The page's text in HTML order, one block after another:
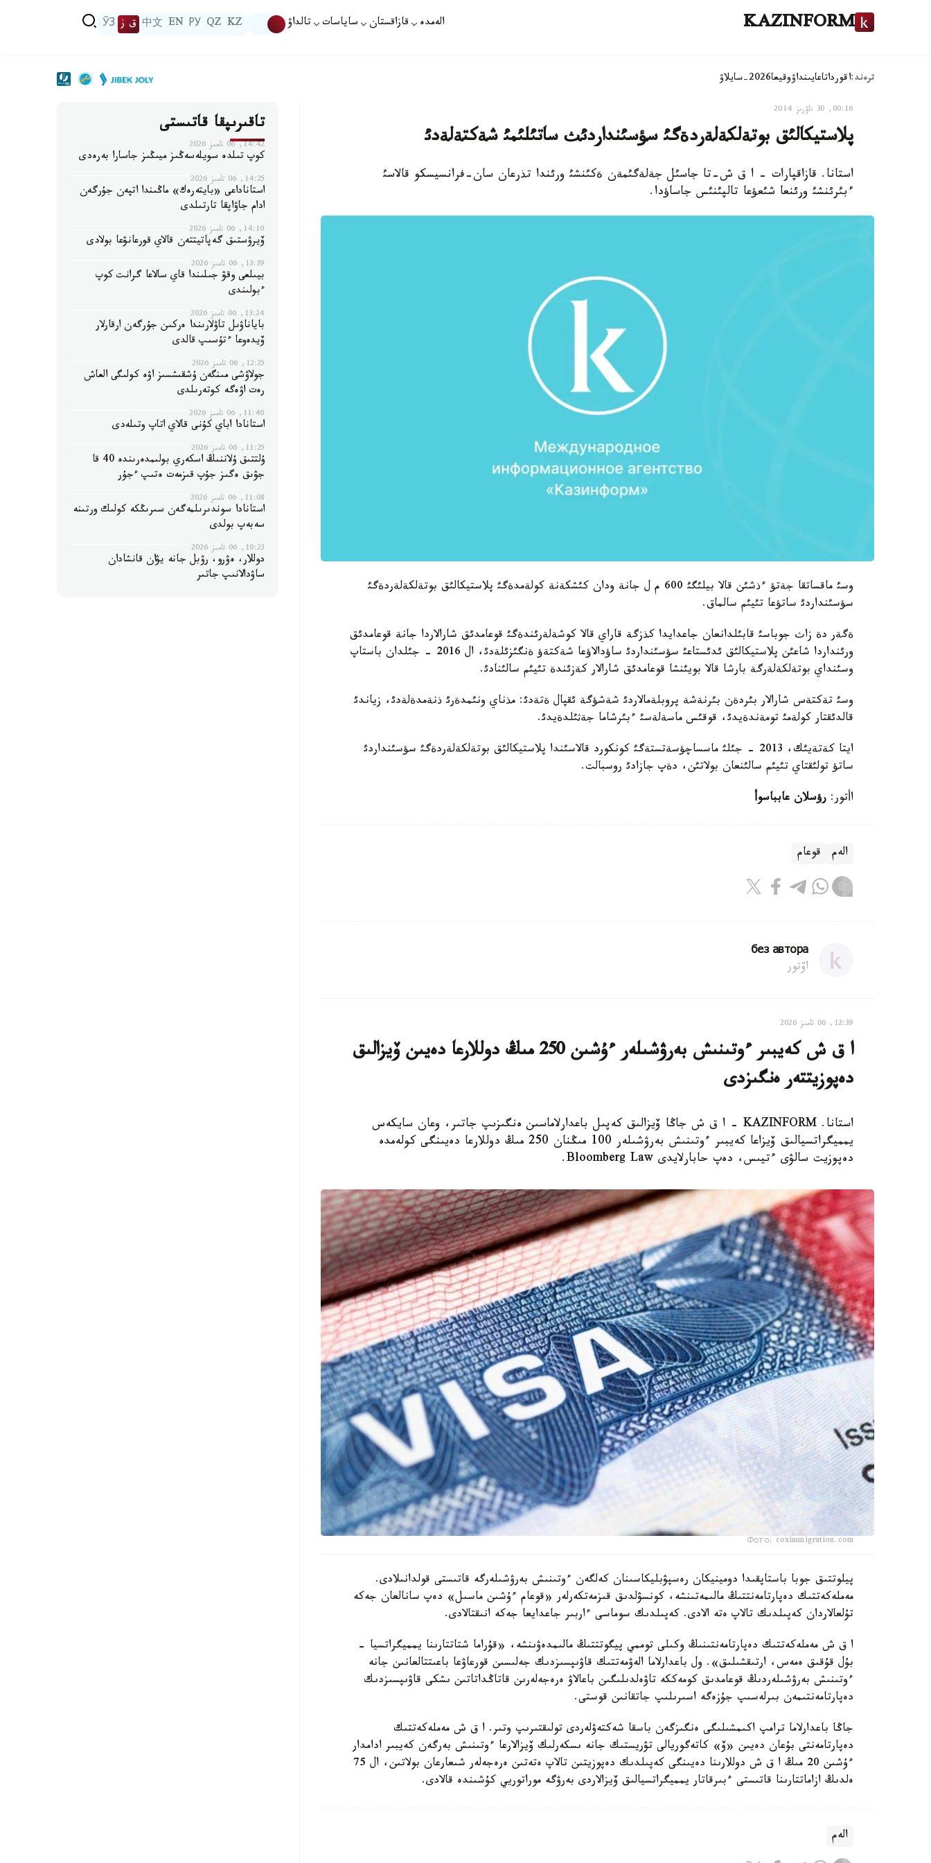
KAZINFORM الەمدە قازاقستان ساياسات تالداۋ KZ
QZ
РУ
EN
中文 ق ز ЎЗ
ترەند:اقورداتاعايىنداۋوقيعا2026-سايلاۋ
00:16, 30 ناۋرىز 2014
پلاستيكالئق بوتةلكةلةردةگئ سؤسئنداردئث ساتئلئمئ شةكتةلةدئ
استانا. قازاقپارات - ا ق ش-تا جاسئل جةلةگئمةن ةكئنشئ ورئندا تذرعان سان-فرانسيسكو قالاسئ
ءبئرئنشئ ورئنعا شئعؤعا تالپئنئس جاساؤدا.
وسئ ماقساتقا جةتؤ ءذشئن قالا بيلئگئ 600 م ل جانة ودان كئشكةنة كولةمدةگئ پلاستيكالئق بوتةلكةلةردةگئ
سؤسئنداردئ ساتؤعا تئيئم سالماق.
ةگةر دة زاث جوباسئ قابئلدانعان جاعدايدا كذزگة قاراي قالا كوشةلةرئندةگئ قوعامدئق شارالاردا جانة قوعامدئق
ورئنداردا شاعئن پلاستيكالئق ئدئستاعئ سؤسئنداردئ ساؤدالاؤعا شةكتةؤ ةنگئزئلةدئ، ال 2016 - جئلدان باستاپ
وسئنداي بوتةلكةلةرگة بارشا قالا بويئنشا قوعامدئق شارالار كةزئندة تئيئم سالئنادئ.
وسئ تةكتةس شارالار بئردةن بئرنةشة پروبلةمالاردئ شةشؤگة ئقپال ةتةدئ: مذناي ونئمدةرئ ذنةمدةلةدئ، زياندئ
قالدئقتار كولةمئ تومةندةيدئ، قوقئس ماسةلةسئ ءبئرشاما جةثئلدةيدئ.
ايتا كةتةيئك، 2013 - جئلئ ماسساچؤسةتستةگئ كونكورد قالاسئندا پلاستيكالئق بوتةلكةلةردةگئ سؤسئنداردئ
ساتؤ تولئقتاي تئيئم سالئنعان بولاتئن، دةپ جازادئ روسبالت.
اأتور: رؤسلان عابباسوأ
الەم قوعام
без автора
اۆتور
12:39, 06 تامىز 2026
ا ق ش كەيبىر ءوتىنىش بەرۋشىلەر ءۇشىن 250 مىڭ دوللارعا دەيىن ۆيزالىق
دەپوزيتتەر ەنگىزدى
استانا. KAZINFORM – ا ق ش جاڭا ۆيزالىق كەپىل باعدارلاماسىن ەنگىزىپ جاتىر، وعان سايكەس
يمميگراتسيالىق ۆيزاعا كەيبىر ءوتىنىش بەرۋشىلەر 100 مىڭنان 250 مىڭ دوللارعا دەيىنگى كولەمدە
دەپوزيت سالۋى ءتيىس، دەپ حابارلايدى Bloomberg Law.
Фото: coximmigration.com
پيلوتتىق جوبا باستاپقىدا دومينيكان رەسپۋبليكاسىنان كەلگەن ءوتىنىش بەرۋشىلەرگە قاتىستى قولدانىلادى.
مەملەكەتتىك دەپارتامەنتتىڭ مالىمەتىنشە، كونسۋلدىق قىزمەتكەرلەر «قوعام ءۇشىن ماسىل» دەپ سانالعان جەكە
تۇلعالاردان كەپىلدىك تالاپ ەتە الادى. كەپىلدىك سوماسى ءاربىر جاعدايعا جەكە انىقتالادى.
ا ق ش مەملەكەتتىك دەپارتامەنتىنىڭ وكىلى توممي پيگوتتتىڭ مالىمدەۋىنشە، «قۇراما شتاتتارىنا يمميگراتسيا -
بۇل قۇقىق ەمەس، ارتىقشىلىق». ول باعدارلاما الەۋمەتتىك قاۋىپسىزدىك جەلىسىن قورعاۋعا باعىتتالعانىن جانە
ءوتىنىش بەرۋشىلەردىڭ قوعامدىق كومەككە تاۋەلدىلىگىن باعالاۋ ەرەجەلەرىن قاتاڭداتاتىن ىشكى قاۋىپسىزدىك
دەپارتامەنتىمەن بىرلەسىپ جۇزەگە اسىرىلىپ جاتقانىن قوستى.
جاڭا باعدارلاما ترامپ اكىمشىلىگى ەنگىزگەن باسقا شەكتەۋلەردى تولىقتىرىپ وتىر. ا ق ش مەملەكەتتىك
دەپارتامەنتى بۇعان دەيىن «ۆ» كاتەگوريالى تۋريستىك جانە ىسكەرلىك ۆيزالارعا ءوتىنىش بەرگەن كەيبىر ادامدار
ءۇشىن 20 مىڭ ا ق ش دوللارىنا دەيىنگى كەپىلدىك دەپوزيتىن تالاپ ەتەتىن ەرەجەلەر شىعارعان بولاتىن، ال 75
ەلدىڭ ازاماتتارىنا قاتىستى ءبىرقاتار يمميگراتسيالىق ۆيزالاردى بەرۋگە موراتوريي كۇشىندە قالادى.
الەم
تاقىرىپقا قاتىستى
14:42, 06 تامىز 2026
كوپ تىلدە سويلەسەڭىز ميىڭىز جاسارا بەرەدى
14:25, 06 تامىز 2026
استاناداعى «بايتەرەك» ماڭىندا اتپەن جۇرگەن
ادام جاۋاپقا تارتىلدى
14:10, 06 تامىز 2026
ۆيرۋستىق گەپاتيتتەن قالاي قورعانۋعا بولادى
13:39, 06 تامىز 2026
بيىلعى وقۋ جىلىندا قاي سالاعا گرانت كوپ
ءبولىندى
13:24, 06 تامىز 2026
باياناۋىل تاۋلارىندا ەركىن جۇرگەن ارقارلار
ۆيدەوعا ءتۇسىپ قالدى
12:25, 06 تامىز 2026
جولاۋشى مىنگەن ۇشقىشسىز اۋە كولىگى العاش
رەت اۋەگە كوتەرىلدى
11:40, 06 تامىز 2026
استانادا اباي كۇنى قالاي اتاپ وتىلەدى
11:25, 06 تامىز 2026
ۇلتتىق ۇلاننىڭ اسكەري بولىمدەرىندە 40 قا
جۋىق ەگىز جۇپ قىزمەت ەتىپ ءجۇر
11:08, 06 تامىز 2026
استانادا سوندىرىلمەگەن سىرىڭكە كولىك ورتىنە
سەبەپ بولدى
10:23, 06 تامىز 2026
دوللار، ەۋرو، رۋبل جانە يۋان قانشادان
ساۋدالانىپ جاتىر